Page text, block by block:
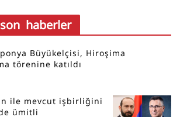
haberler
Büyükelçisi, Hiroşima
törenine katıldı
ile mevcut işbirliğini
ümitli